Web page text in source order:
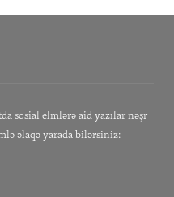
sosial elmlərə aid yazılar nəşr
əlaqə yarada bilərsiniz: